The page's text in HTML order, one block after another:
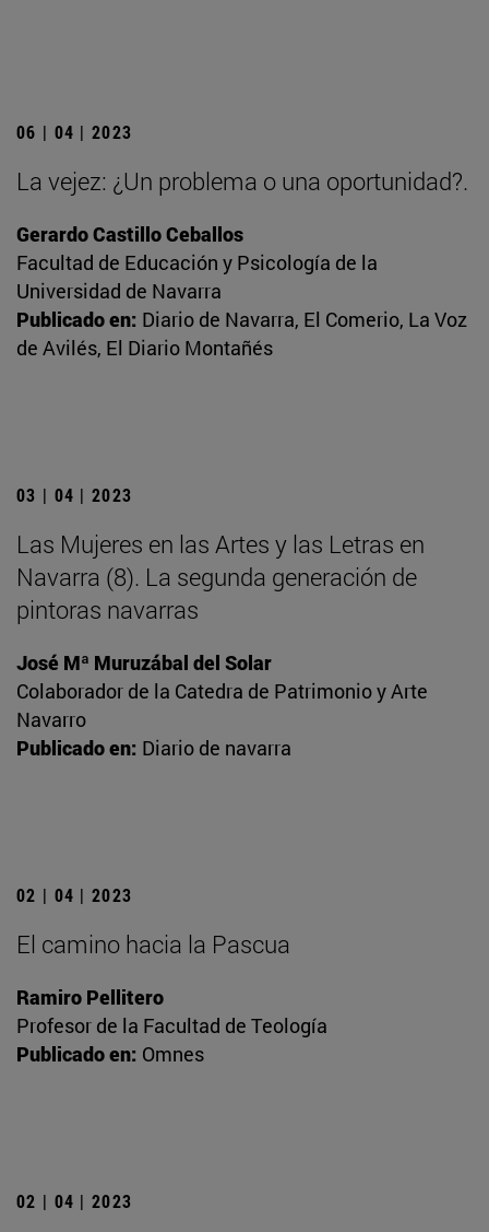
06 | 04 | 2023
La vejez: ¿Un problema o una oportunidad?.
Gerardo Castillo Ceballos
Facultad de Educación y Psicología de la
Universidad de Navarra
Publicado en: Diario de Navarra, El Comerio, La Voz
de Avilés, El Diario Montañés
03 | 04 | 2023
Las Mujeres en las Artes y las Letras en
Navarra (8). La segunda generación de
pintoras navarras
José Mª Muruzábal del Solar
Colaborador de la Catedra de Patrimonio y Arte
Navarro
Publicado en: Diario de navarra
02 | 04 | 2023
El camino hacia la Pascua
Ramiro Pellitero
Profesor de la Facultad de Teología
Publicado en: Omnes
02 | 04 | 2023